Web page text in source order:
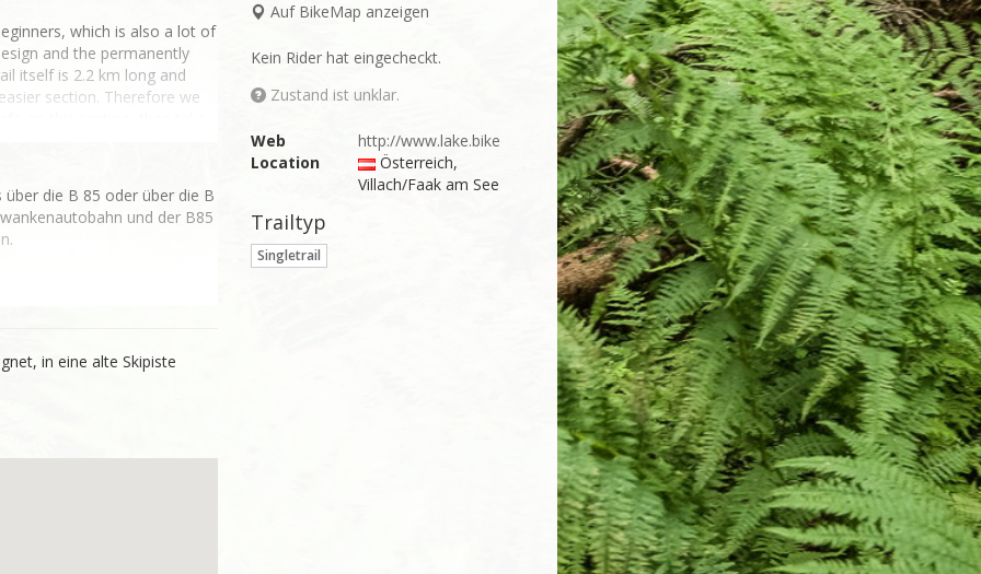
Auf BikeMap anzeigen
Kein Rider hat eingecheckt.
Zustand ist unklar.
Web
http://www.lake.bike
Location
Österreich,
Villach/Faak am See
Trailtyp
Singletrail
which is also a lot of
and the permanently
itself is 2.2 km long and
section. Therefore we
über die B 85 oder über die B
und der B85
in eine alte Skipiste